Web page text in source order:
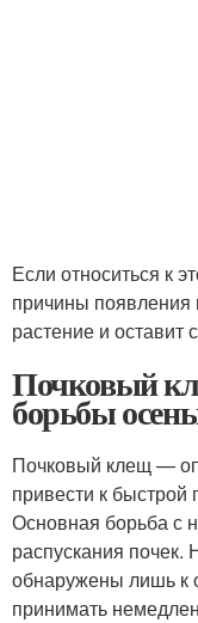
Если относиться к
причины появления
растение и оставит
Почковый
борьбы
Почковый клещ —
привести к быстрой
Основная борьба с
распускания
обнаружены лишь к
принимать